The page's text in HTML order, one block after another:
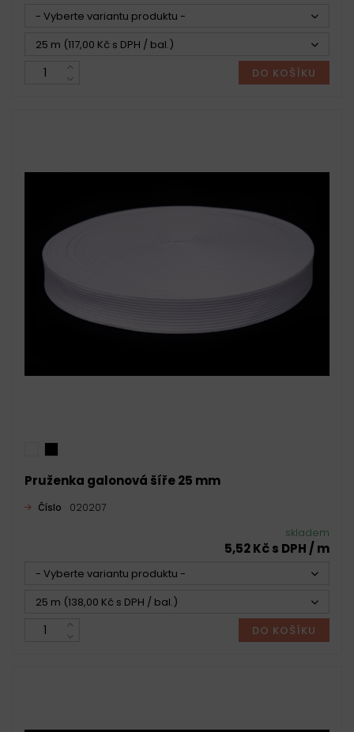
- Vyberte variantu produktu -
25 m (117,00 Kč s DPH / bal.)
DO KOŠÍKU
Pruženka galonová šíře 25 mm
Číslo 020207
skladem
5,52 Kč s DPH / m
- Vyberte variantu produktu -
25 m (138,00 Kč s DPH / bal.)
DO KOŠÍKU